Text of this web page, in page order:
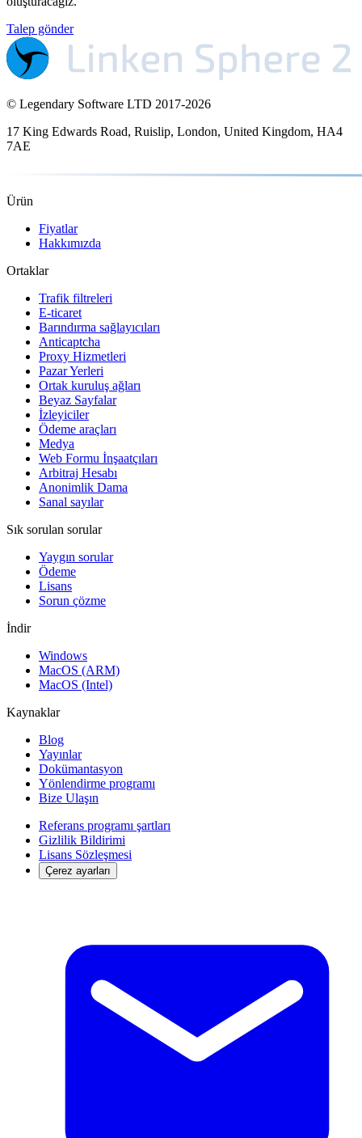
Talep gönder
© Legendary Software LTD 2017-2026
17 King Edwards Road, Ruislip, London, United Kingdom, HA4
7AE
Ürün
Fiyatlar
Hakkımızda
Ortaklar
Trafik filtreleri
E-ticaret
Barındırma sağlayıcıları
Anticaptcha
Proxy Hizmetleri
Pazar Yerleri
Ortak kuruluş ağları
Beyaz Sayfalar
İzleyiciler
Ödeme araçları
Medya
Web Formu İnşaatçıları
Arbitraj Hesabı
Anonimlik Dama
Sanal sayılar
Sık sorulan sorular
Yaygın sorular
Ödeme
Lisans
Sorun çözme
İndir
Windows
MacOS (ARM)
MacOS (Intel)
Kaynaklar
Blog
Yayınlar
Dokümantasyon
Yönlendirme programı
Bize Ulaşın
Referans programı şartları
Gizlilik Bildirimi
Lisans Sözleşmesi
Çerez ayarları